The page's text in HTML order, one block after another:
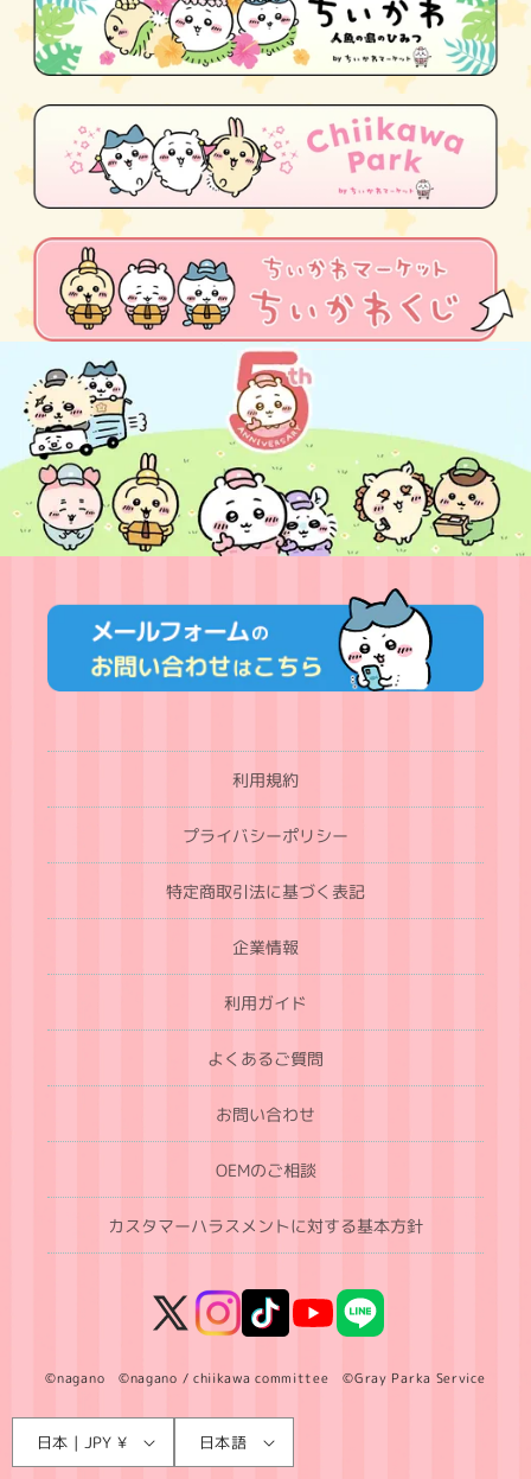
利用規約
プライバシーポリシー
特定商取引法に基づく表記
企業情報
利用ガイド
よくあるご質問
お問い合わせ
OEMのご相談
カスタマーハラスメントに対する基本方針
X
InstagramTikTokYouTubeLINE
©nagano ©nagano / chiikawa committee ©Gray Parka Service
国
/
日本 | JPY ¥ 日本語